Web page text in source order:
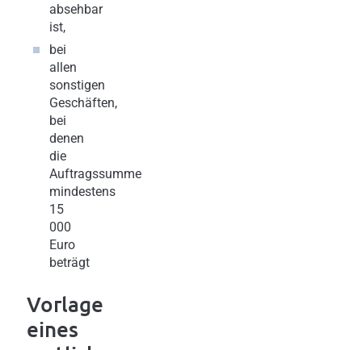
absehbar
ist,
bei
allen
sonstigen
Geschäften,
bei
denen
die
Auftragssumme
mindestens
15
000
Euro
beträgt
Vorlage
eines